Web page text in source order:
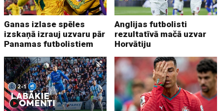
Ganas izlase spēles
izskaņā izrauj uzvaru pār
Panamas futbolistiem
Anglijas futbolisti
rezultatīvā mačā uzvar
Horvātiju